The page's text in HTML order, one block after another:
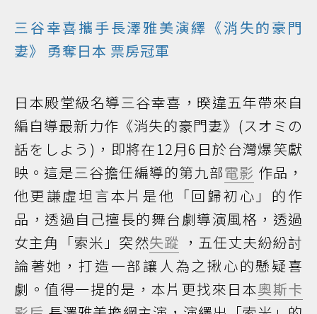
三谷幸喜攜手長澤雅美演繹《消失的豪門
妻》 勇奪日本 票房冠軍
日本殿堂級名導三谷幸喜，暌違五年帶來自
編自導最新力作《消失的豪門妻》(スオミの
話をしよう)，即將在12月6日於台灣爆笑獻
映。這是三谷擔任編導的第九部電影 作品，
他更謙虛坦言本片是他「回歸初心」的作
品，透過自己擅長的舞台劇導演風格，透過
女主角「索米」突然失蹤 ，五任丈夫紛紛討
論著她，打造一部讓人為之揪心的懸疑喜
劇。值得一提的是，本片更找來日本奧斯卡